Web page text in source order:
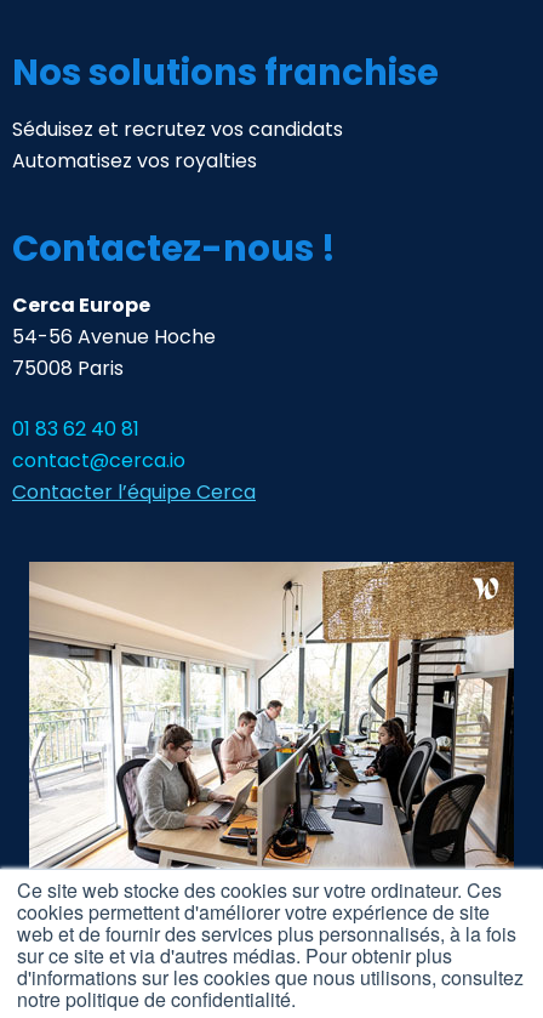
Ce site web stocke des cookies sur votre ordinateur. Ces
cookies permettent d'améliorer votre expérience de site
web et de fournir des services plus personnalisés, à la fois
sur ce site et via d'autres médias. Pour obtenir plus
d'informations sur les cookies que nous utilisons, consultez
notre politique de confidentialité.
Nos solutions franchise
Séduisez et recrutez vos candidats
Automatisez vos royalties
Contactez-nous !
Cerca Europe
54-56 Avenue Hoche
75008 Paris
01 83 62 40 81
contact@cerca.io
Contacter l’équipe Cerca
Nous rejoindre
Accès Formations
Nos Partenaires